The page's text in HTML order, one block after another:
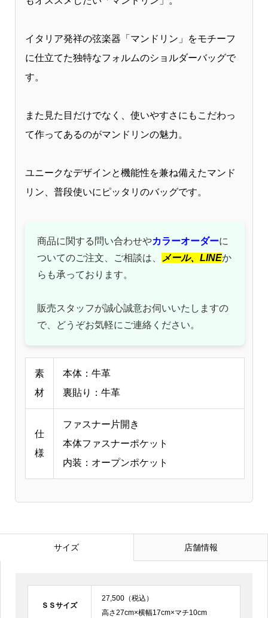
イタリア発祥の弦楽器「マンドリン」をモチーフ
に仕立てた独特なフォルムのショルダーバッグで
す。
また見た目だけでなく、使いやすさにもこだわっ
て作ってあるのがマンドリンの魅力。
ユニークなデザインと機能性を兼ね備えたマンド
リン、普段使いにピッタリのバッグです。
商品に関する問い合わせやカラーオーダーに
ついてのご注文、ご相談は、
メール、 LINEか
らも承っております。
販売スタッフが誠心誠意お伺いいたしますの
で、どうぞお気軽にご連絡ください。
素
材
本体：牛革
裏貼り：牛革
仕
様
ファスナー片開き
本体ファスナーポケット
内装：オープンポケット
サイズ 店舗情報
ＳＳサイズ
27,500（税込）
高さ27cm×横幅17cm×マチ10cm